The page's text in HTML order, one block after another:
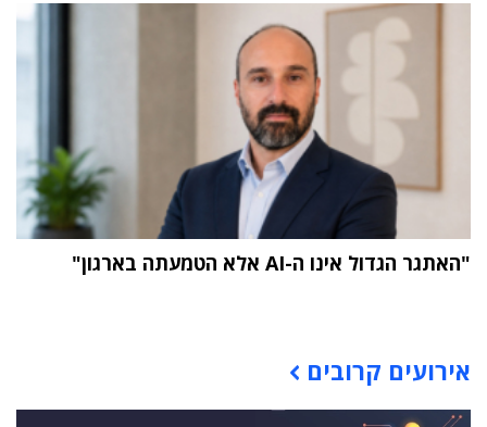
"האתגר הגדול אינו ה-AI אלא הטמעתה בארגון"
אירועים קרובים